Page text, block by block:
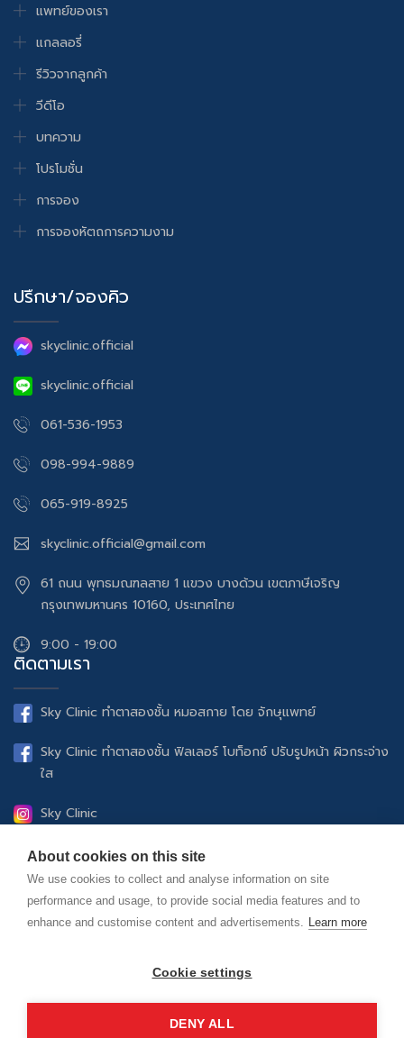
About cookies on this site
We use cookies to collect and analyse information on site
performance and usage, to provide social media features and to
enhance and customise content and advertisements. Learn more
Cookie settings
DENY ALL
แพทย์ของเรา
แกลลอรี่
รีวิวจากลูกค้า
วีดีโอ
บทความ
โปรโมชั่น
การจอง
การจองหัตถการความงาม
ปรึกษา/จองคิว
skyclinic.official
skyclinic.official
061-536-1953
098-994-9889
065-919-8925
skyclinic.official@gmail.com
61 ถนน พุทธมณฑลสาย 1 แขวง บางด้วน เขตภาษีเจริญ
กรุงเทพมหานคร 10160, ประเทศไทย
9:00 - 19:00
ติดตามเรา
Sky Clinic ทำตาสองชั้น หมอสกาย โดย จักษุแพทย์
Sky Clinic ทำตาสองชั้น ฟิลเลอร์ โบท็อกซ์ ปรับรูปหน้า ผิวกระจ่าง
ใส
Sky Clinic
UltheraSPT ยกกระชับปรับรูปหน้า ฟิลเลอร์ โบท็อกซ์ ดูแลผิว
พรรณ
Sky Clinic Official